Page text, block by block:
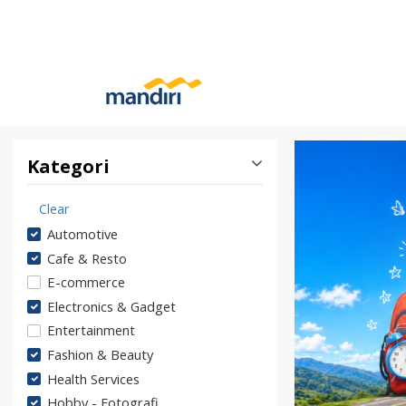
Kategori
Clear
Automotive
Cafe & Resto
E-commerce
Electronics & Gadget
Entertainment
Fashion & Beauty
Health Services